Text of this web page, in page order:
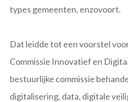
types gemeenten, enzovoort.
Dat leidde tot een voorstel
Commissie Innovatief en
bestuurlijke commissie
digitalisering, data, digitale